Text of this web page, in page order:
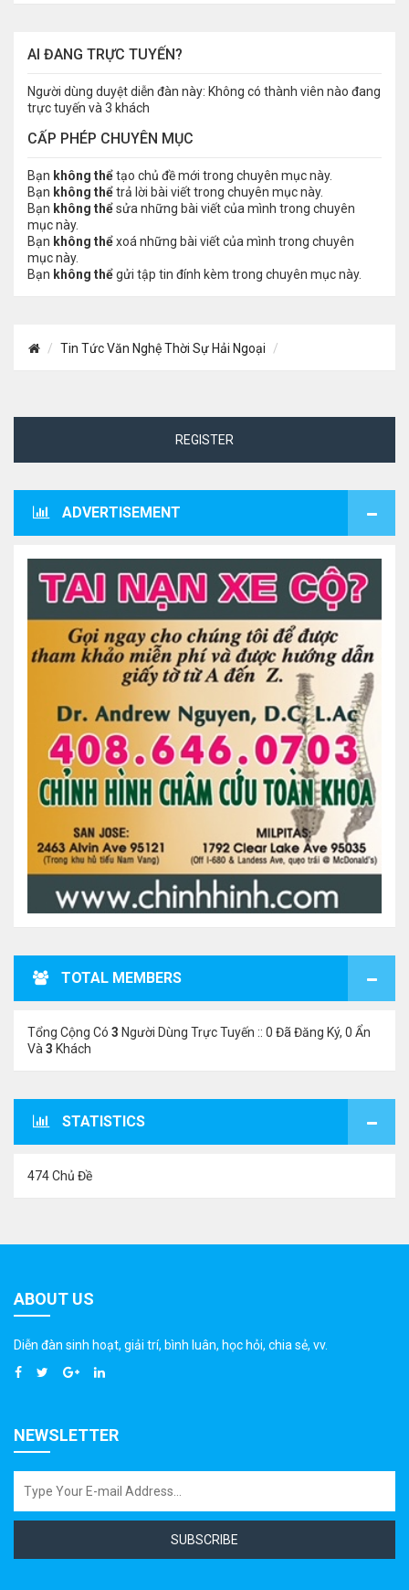
AI ĐANG TRỰC TUYẾN?
Người dùng duyệt diễn đàn này: Không có thành viên nào đang
trực tuyến và 3 khách
CẤP PHÉP CHUYÊN MỤC
Bạn không thểtạo chủ đề mới trong chuyên mục này.
Bạn không thểtrả lời bài viết trong chuyên mục này.
Bạn không thểsửa những bài viết của mình trong chuyên
mục này.
Bạn không thểxoá những bài viết của mình trong chuyên
mục này.
Bạn không thểgửi tập tin đính kèm trong chuyên mục này.
Tin Tức Văn Nghệ Thời Sự Hải Ngoại
REGISTER
ADVERTISEMENT
TOTAL MEMBERS
Tổng Cộng Có 3 Người Dùng Trực Tuyến :: 0 Đã Đăng Ký, 0 Ẩn
Và 3 Khách
STATISTICS
474 Chủ Đề
ABOUT US
Diễn đàn sinh hoạt, giải trí, bình luân, học hỏi, chia sẻ, vv.
NEWSLETTER
SUBSCRIBE